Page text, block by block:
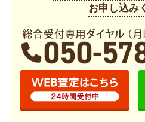
お申し込み